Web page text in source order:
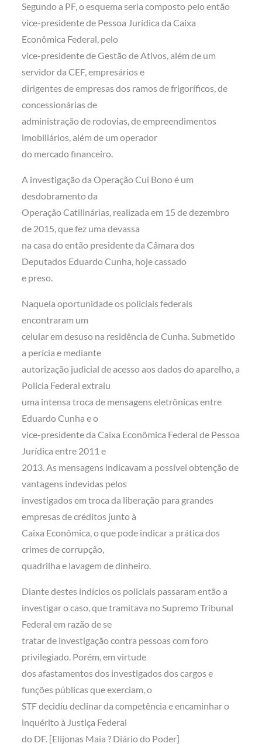
Segundo a PF, o esquema seria composto pelo então
vice-presidente de Pessoa Jurídica da Caixa
Econômica Federal, pelo
vice-presidente de Gestão de Ativos, além de um
servidor da CEF, empresários e
dirigentes de empresas dos ramos de frigoríficos, de
concessionárias de
administração de rodovias, de empreendimentos
imobiliários, além de um operador
do mercado financeiro.
A investigação da Operação Cui Bono é um
desdobramento da
Operação Catilinárias, realizada em 15 de dezembro
de 2015, que fez uma devassa
na casa do então presidente da Câmara dos
Deputados Eduardo Cunha, hoje cassado
e preso.
Naquela oportunidade os policiais federais
encontraram um
celular em desuso na residência de Cunha. Submetido
a perícia e mediante
autorização judicial de acesso aos dados do aparelho, a
Polícia Federal extraiu
uma intensa troca de mensagens eletrônicas entre
Eduardo Cunha e o
vice-presidente da Caixa Econômica Federal de Pessoa
Jurídica entre 2011 e
2013. As mensagens indicavam a possível obtenção de
vantagens indevidas pelos
investigados em troca da liberação para grandes
empresas de créditos junto à
Caixa Econômica, o que pode indicar a prática dos
crimes de corrupção,
quadrilha e lavagem de dinheiro.
Diante destes indícios os policiais passaram então a
investigar o caso, que tramitava no Supremo Tribunal
Federal em razão de se
tratar de investigação contra pessoas com foro
privilegiado. Porém, em virtude
dos afastamentos dos investigados dos cargos e
funções públicas que exerciam, o
STF decidiu declinar da competência e encaminhar o
inquérito à Justiça Federal
do DF. [Elijonas Maia ? Diário do Poder]